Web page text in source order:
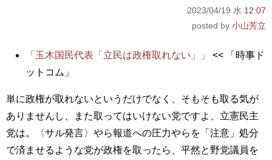
2023/04/19 水 12:07
小山芳立
「玉木国民代表「立民は政権取れない」」
<< 「時事ド
ットコム」
単に政権が取れないというだけでなく、そもそも取る気が
ありませんし、また取ってはいけない党ですよ、立憲民主
党は。〈サル発言〉やら報道への圧力やらを「注意」処分
で済ませるような党が政権を取ったら、平然と野党議員を